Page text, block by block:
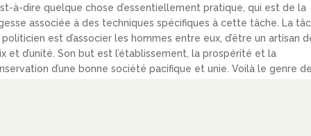
à-dire quelque chose d’essentiellement pratique, qui est de la
associée à des techniques spécifiques à cette tâche. La
politicien est d’associer les hommes entre eux, d’être un artisan
et d’unité. Son but est l’établissement, la prospérité et la
d’une bonne société pacifique et unie. Voilà le genre de